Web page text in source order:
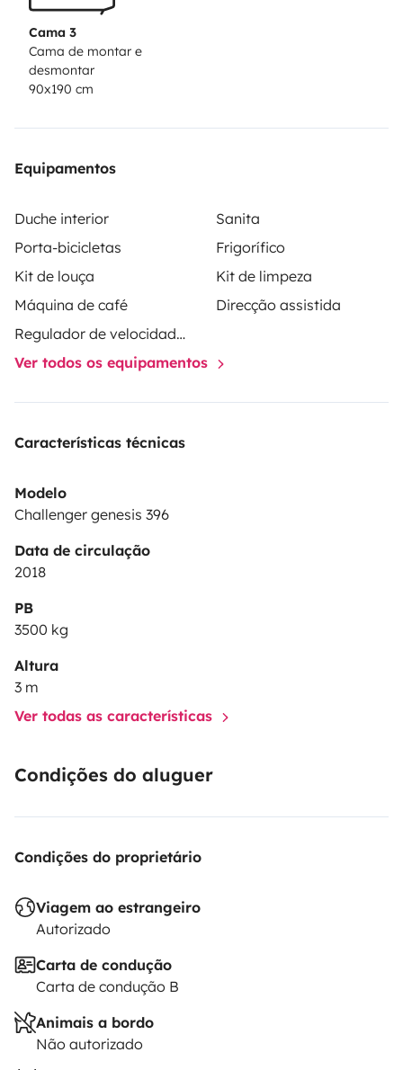
Cama 3
Cama de montar e
desmontar
90x190 cm
Equipamentos
Duche interior
Sanita
Porta-bicicletas
Frigorífico
Kit de louça
Kit de limpeza
Máquina de café
Direcção assistida
Regulador de velocidade / Cruise Control
Ver todos os equipamentos
Características técnicas
Modelo
Challenger genesis 396
Data de circulação
2018
PB
3500 kg
Altura
3 m
Ver todas as características
Condições do aluguer
Condições do proprietário
Viagem ao estrangeiro
Autorizado
Carta de condução
Carta de condução B
Animais a bordo
Não autorizado